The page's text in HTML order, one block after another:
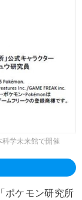
学未来館で開催
ポケモン研究所